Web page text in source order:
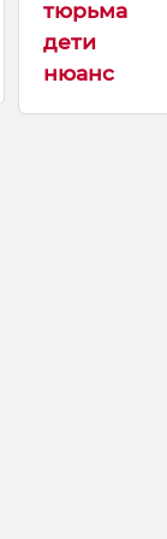
тюрьма
дети
нюанс